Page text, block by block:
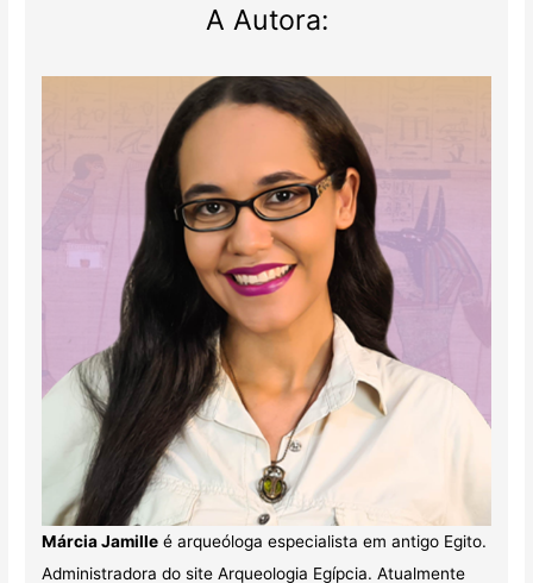
A Autora:
Márcia Jamilleé arqueóloga especialista em antigo Egito.
Administradora do site Arqueologia Egípcia. Atualmente